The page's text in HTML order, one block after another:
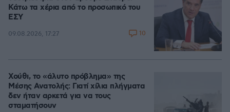
Κάτω τα χέρια από το προσωπικό του
ΕΣΥ
09.08.2026, 17:27 10
Χούθι, το «άλυτο πρόβλημα» της
Μέσης Ανατολής: Γιατί χίλια πλήγματα
δεν ήταν αρκετά για να τους
σταματήσουν